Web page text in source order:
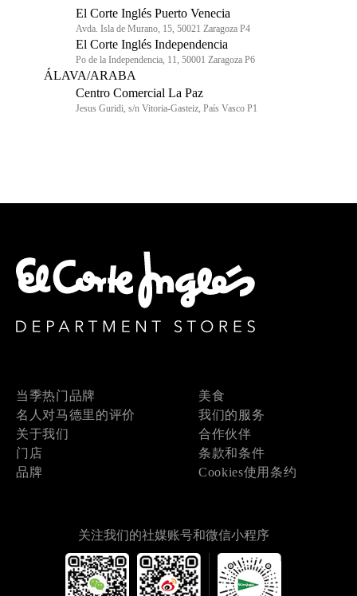
El Corte Inglés Puerto Venecia
Avda. Isla de Murano, 15, 50021 Zaragoza P4
El Corte Inglés Independencia
Po de la Independencia, 11, 50001 Zaragoza P6
ÁLAVA/ARABA
Centro Comercial La Paz
Jesus Guridi, s/n Vitoria-Gasteiz, País Vasco P1
当季热门品牌
名人对马德里的评价
关于我们
门店
品牌
美食
我们的服务
合作伙伴
条款和条件
Cookies使用条约
关注我们的社媒账号和微信小程序